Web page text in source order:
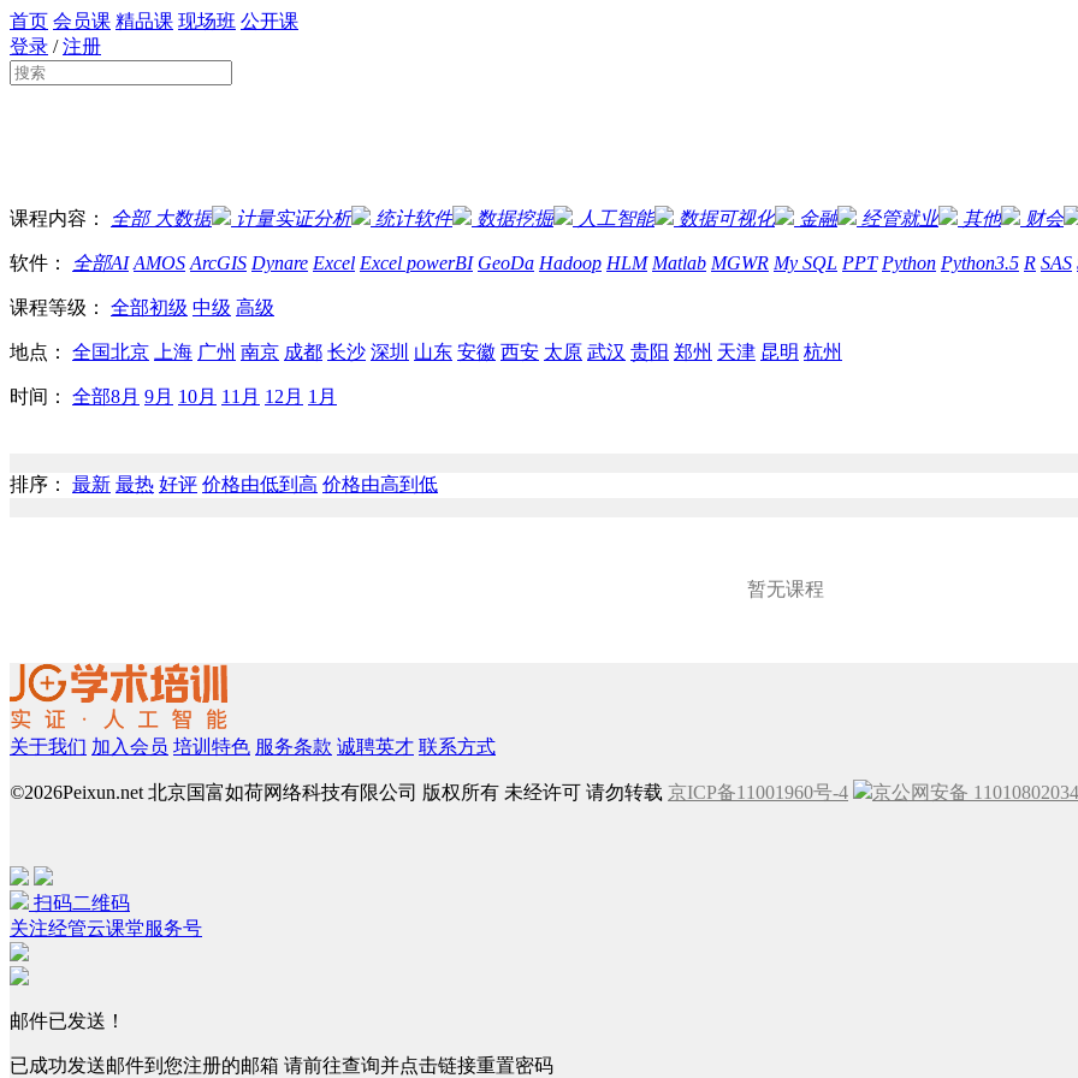
首页 会员课 精品课 现场班 公开课
登录 /注册
课程内容： 全部大数据 计量实证分析 统计软件 数据挖掘 人工智能 数据可视化 金融 经管就业 其他 财会
软件： 全部AI AMOS ArcGIS Dynare Excel Excel powerBI GeoDa Hadoop HLM Matlab MGWR My SQL PPT Python Python3.5 R SAS
课程等级： 全部初级 中级 高级
地点： 全国北京 上海 广州 南京 成都 长沙 深圳 山东 安徽 西安 太原 武汉 贵阳 郑州 天津 昆明 杭州
时间： 全部8月 9月 10月 11月 12月 1月
排序： 最新 最热 好评 价格由低到高 价格由高到低
暂无课程
关于我们 加入会员 培训特色 服务条款 诚聘英才 联系方式
©2026Peixun.net 北京国富如荷网络科技有限公司 版权所有 未经许可 请勿转载 京ICP备11001960号-4 京公网安备
扫码二维码
关注经管云课堂服务号
邮件已发送！
已成功发送邮件到您注册的邮箱 请前往查询并点击链接重置密码